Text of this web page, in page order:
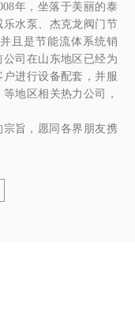
年，坐落于美丽的泰
水泵、杰克龙阀门节
且是节能流体系统销
司在山东地区已经为
户进行设备配套，并服
地区相关热力公司，
旨，愿同各界朋友携